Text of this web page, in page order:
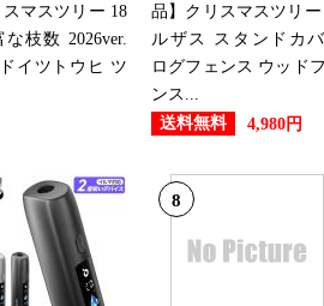
マスツリー 18
な枝数 2026ver.
イツトウヒ ツ
品】クリスマスツリー
ルザス スタンドカ
ログフェンス ウッド
ンス...
送料無料
4,980円
8